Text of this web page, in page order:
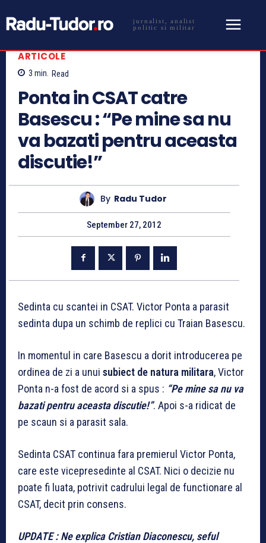
jurnalist, analist
politic si militar
ARTICOLE
3 min. Read
Ponta in CSAT catre
Basescu : “Pe mine sa nu
va bazati pentru aceasta
discutie!”
By Radu Tudor
September 27, 2012
Sedinta cu scantei in CSAT. Victor Ponta a parasit
sedinta dupa un schimb de replici cu Traian Basescu.
In momentul in care Basescu a dorit introducerea pe
ordinea de zi a unui subiect de natura militara, Victor
Ponta n-a fost de acord si a spus : “Pe mine sa nu va
bazati pentru aceasta discutie!”. Apoi s-a ridicat de
pe scaun si a parasit sala.
Sedinta CSAT continua fara premierul Victor Ponta,
care este vicepresedinte al CSAT. Nici o decizie nu
poate fi luata, potrivit cadrului legal de functionare al
CSAT, decit prin consens.
UPDATE : Ne explica Cristian Diaconescu, seful